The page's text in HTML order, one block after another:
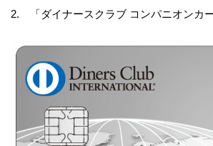
2. 「ダイナースクラブ コンパニオンカ